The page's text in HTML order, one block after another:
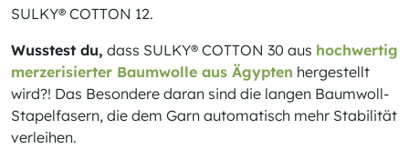
SULKY® COTTON 12.
Wusstest du, dass SULKY® COTTON 30 aus hochwertig
merzerisierter Baumwolle aus Ägypten hergestellt
wird?! Das Besondere daran sind die langen Baumwoll-
Stapelfasern, die dem Garn automatisch mehr Stabilität
verleihen.